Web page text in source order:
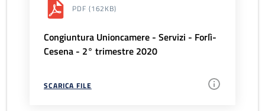
PDF (162KB)
Congiuntura Unioncamere - Servizi - Forlì-
Cesena - 2° trimestre 2020
SCARICA FILE